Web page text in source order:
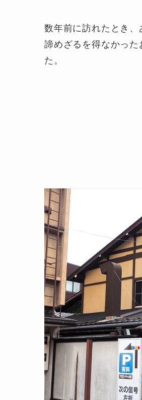
数年前に訪れたとき
諦めざるを得なかっ
た。